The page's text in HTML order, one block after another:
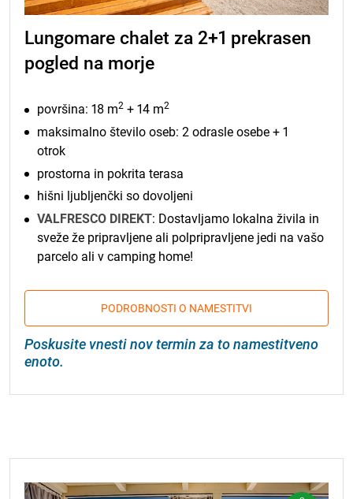
Lungomare chalet za 2+1 prekrasen
pogled na morje
površina: 18 m2 + 14 m2
maksimalno število oseb: 2 odrasle osebe + 1
otrok
prostorna in pokrita terasa
hišni ljubljenčki so dovoljeni
VALFRESCO DIREKT: Dostavljamo lokalna živila in
sveže že pripravljene ali polpripravljene jedi na vašo
parcelo ali v camping home!
PODROBNOSTI O NAMESTITVI
Poskusite vnesti nov termin za to namestitveno
enoto.